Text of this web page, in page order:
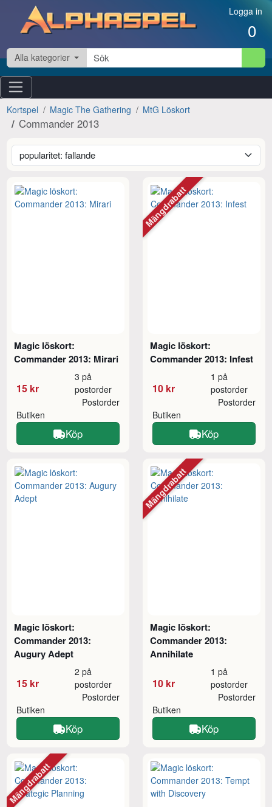
Hoppa till innehåll Logga in
0
Alla kategorier
Kortspel Magic The Gathering MtG Löskort
Commander 2013
Magic löskort:
Commander 2013: Mirari
15 kr
3 på
postorder
Butiken
Postorder
Köp
Magic löskort:
Commander 2013: Infest
10 kr
1 på
postorder
Butiken
Postorder
Köp
Mängdrabatt
Magic löskort:
Commander 2013:
Augury Adept
15 kr
2 på
postorder
Butiken
Postorder
Köp
Magic löskort:
Commander 2013:
Annihilate
10 kr
1 på
postorder
Butiken
Postorder
Köp
Mängdrabatt
Mängdrabatt